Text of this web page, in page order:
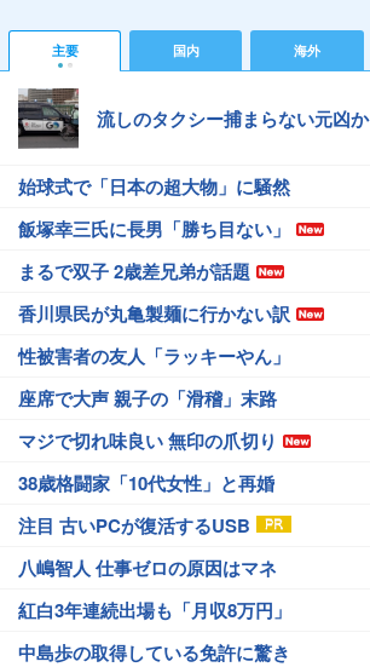
主要 国内 海外
流しのタクシー捕まらない元凶か
始球式で「日本の超大物」に騒然
飯塚幸三氏に長男「勝ち目ない」
まるで双子 2歳差兄弟が話題
香川県民が丸亀製麺に行かない訳
性被害者の友人「ラッキーやん」
座席で大声 親子の「滑稽」末路
マジで切れ味良い 無印の爪切り
38歳格闘家「10代女性」と再婚
注目 古いPCが復活するUSB
八嶋智人 仕事ゼロの原因はマネ
紅白3年連続出場も「月収8万円」
中島歩の取得している免許に驚き